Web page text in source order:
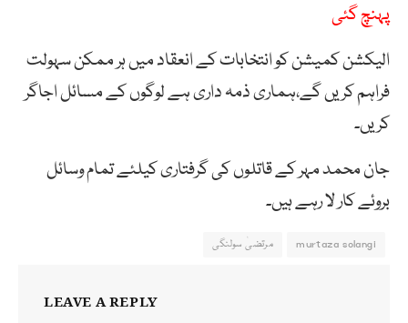
پہنچ گئی
الیکشن کمیشن کو انتخابات کے انعقاد میں ہر ممکن سہولت
فراہم کریں گے،ہماری ذمہ داری ہے لوگوں کے مسائل اجاگر
کریں۔
جان محمد مہر کے قاتلوں کی گرفتاری کیلئے تمام وسائل
بروئے کار لا رہے ہیں۔
murtaza solangi مرتضیٰ سولنگی
LEAVE A REPLY